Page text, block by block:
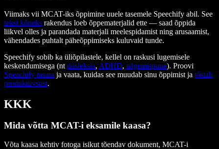
Viimaks vii MCAT-iks õppimine uuele tasemele Speechify abil. See
tekst kõneks rakendus loeb õppematerjalid ette — saad õppida
liikvel olles ja parandada materjali meelespidamist ning arusaamist,
vähendades puhtalt päheõppimiseks kuluvaid tunde.
Speechify sobib ka üliõpilastele, kellel on raskusi lugemisele
keskendumisega (nt düsleksia, ADHD, nägemispuue). Proovi
Speechify tasuta ja vaata, kuidas see muudab sinu õppimist ja tõstab
produktiivsust.
KKK
Mida võtta MCAT-i eksamile kaasa?
Võta kaasa kehtiv fotoga isikut tõendav dokument, MCAT-i